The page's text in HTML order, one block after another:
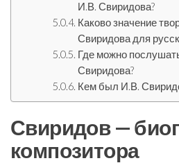
И.В. Свиридова?
Каково значение
Свиридова для
Где можно
Свиридова?
Кем был И.В.
Свиридов —
композитора